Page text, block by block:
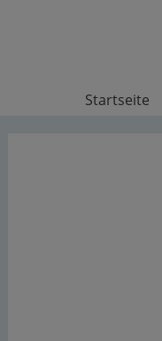
Startseite